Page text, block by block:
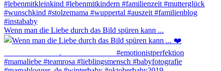
Wenn man die Liebe durch das Bild spüren kann ...